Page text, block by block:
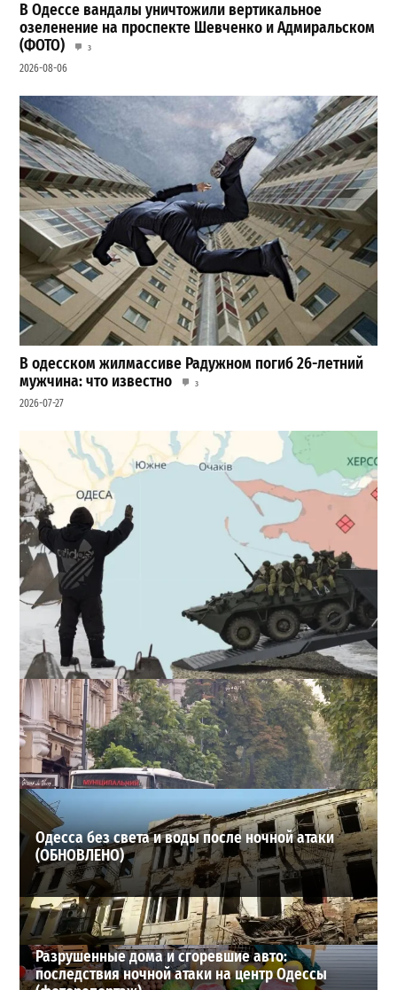
В Одессе вандалы уничтожили вертикальное
озеленение на проспекте Шевченко и Адмиральском
(ФОТО)
3
2026-08-06
В одесском жилмассиве Радужном погиб 26-летний
мужчина: что известно
3
2026-07-27
Полковник ВСУ рассказал, выдержит ли Одесса
новое наступление
2
2026-07-27
ВИБОР РЕДАКЦИИ
Одесса без света и воды после ночной атаки
(ОБНОВЛЕНО)
Разрушенные дома и сгоревшие авто:
последствия ночной атаки на центр Одессы